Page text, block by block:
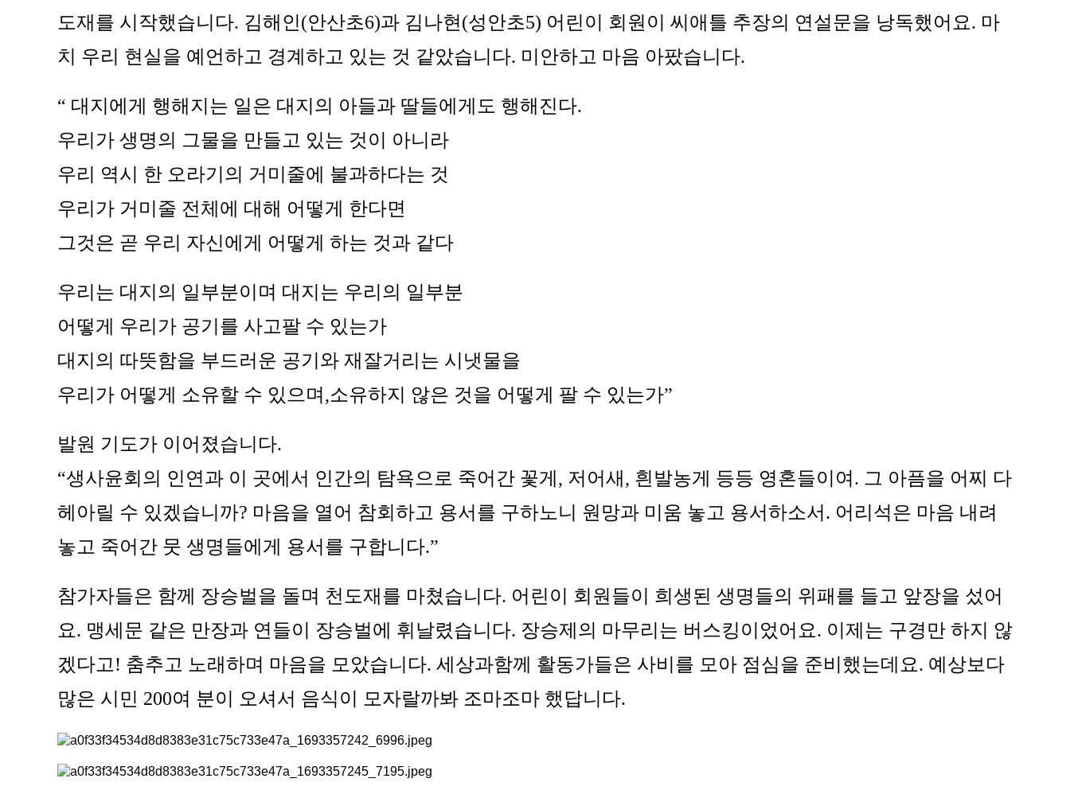
도재를 시작했습니다. 김해인(안산초6)과 김나현(성안초5) 어린이 회원이 씨애틀 추장의 연설문을 낭독했어요. 마
치 우리 현실을 예언하고 경계하고 있는 것 같았습니다. 미안하고 마음 아팠습니다.
“ 대지에게 행해지는 일은 대지의 아들과 딸들에게도 행해진다.
우리가 생명의 그물을 만들고 있는 것이 아니라
우리 역시 한 오라기의 거미줄에 불과하다는 것
우리가 거미줄 전체에 대해 어떻게 한다면
그것은 곧 우리 자신에게 어떻게 하는 것과 같다
우리는 대지의 일부분이며 대지는 우리의 일부분
어떻게 우리가 공기를 사고팔 수 있는가
대지의 따뜻함을 부드러운 공기와 재잘거리는 시냇물을
우리가 어떻게 소유할 수 있으며,소유하지 않은 것을 어떻게 팔 수 있는가”
발원 기도가 이어졌습니다.
“생사윤회의 인연과 이 곳에서 인간의 탐욕으로 죽어간 꽃게, 저어새, 흰발농게 등등 영혼들이여. 그 아픔을 어찌 다
헤아릴 수 있겠습니까? 마음을 열어 참회하고 용서를 구하노니 원망과 미움 놓고 용서하소서. 어리석은 마음 내려
놓고 죽어간 뭇 생명들에게 용서를 구합니다.”
참가자들은 함께 장승벌을 돌며 천도재를 마쳤습니다. 어린이 회원들이 희생된 생명들의 위패를 들고 앞장을 섰어
요. 맹세문 같은 만장과 연들이 장승벌에 휘날렸습니다. 장승제의 마무리는 버스킹이었어요. 이제는 구경만 하지 않
겠다고! 춤추고 노래하며 마음을 모았습니다. 세상과함께 활동가들은 사비를 모아 점심을 준비했는데요. 예상보다
많은 시민 200여 분이 오셔서 음식이 모자랄까봐 조마조마 했답니다.